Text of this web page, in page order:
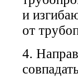
и
от
4.